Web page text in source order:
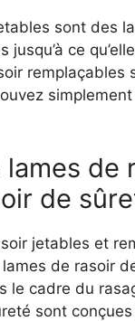
sont des
jusqu’à ce
remplaçables
lames
de
jetables et
de rasoir
le cadre du
sont